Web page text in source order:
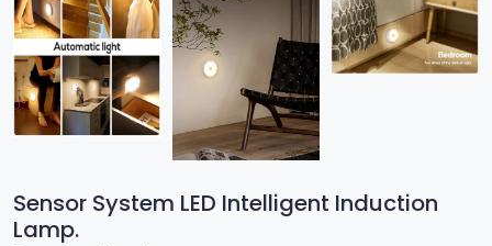
Sensor System LED Intelligent Induction
Lamp.